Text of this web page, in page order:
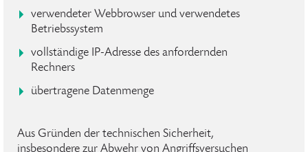
verwendeter Webbrowser und verwendetes
Betriebssystem
vollständige IP-Adresse des anfordernden
Rechners
übertragene Datenmenge
Aus Gründen der technischen Sicherheit,
insbesondere zur Abwehr von Angriffsversuchen